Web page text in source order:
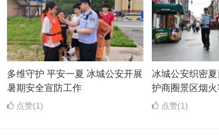
多维守护 平安一夏 冰城公安开展
暑期安全宣防工作
点赞(1)
冰城公安织密
护商圈景区烟
点赞(1)